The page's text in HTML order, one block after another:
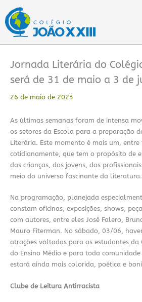
para
conteúdo
Jornada Literária do
será de 31 de maio a 3 de
26 de maio de 2023
As últimas semanas foram de intensa
os setores da Escola para a preparação
Literária. Este momento é mais um,
cotidianamente, que tem o propósito de
das crianças, dos jovens, dos
meio do universo fascinante da literatura.
Na programação, planejada
constam oficinas, exposições, shows,
com autores, entre eles José Falero,
Mauro Fiterman. No sábado, 03/06,
atrações voltadas para os estudantes da
do Ensino Médio e para toda comunidade
estará ainda mais colorida, poética e
Clube de Leitura Antirracista